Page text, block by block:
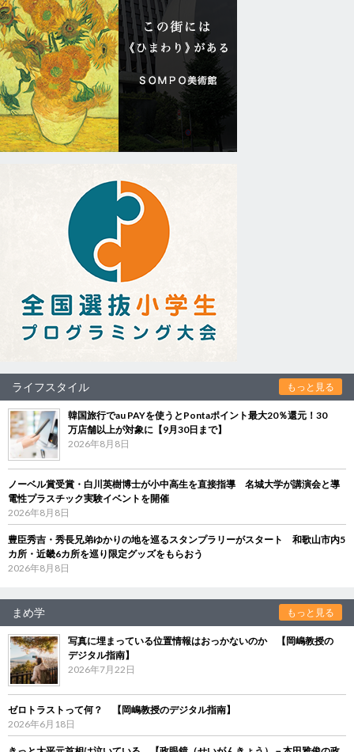
ライフスタイル もっと見る
韓国旅行でau PAYを使うとPontaポイント最大20％還元！30
万店舗以上が対象に【9月30日まで】
2026年8月8日
ノーベル賞受賞・白川英樹博士が小中高生を直接指導 名城大学が講演会と導
電性プラスチック実験イベントを開催
2026年8月8日
豊臣秀吉・秀長兄弟ゆかりの地を巡るスタンプラリーがスタート 和歌山市内5
カ所・近畿6カ所を巡り限定グッズをもらおう
2026年8月8日
まめ学 もっと見る
写真に埋まっている位置情報はおっかないのか 【岡嶋教授の
デジタル指南】
2026年7月22日
ゼロトラストって何？ 【岡嶋教授のデジタル指南】
2026年6月18日